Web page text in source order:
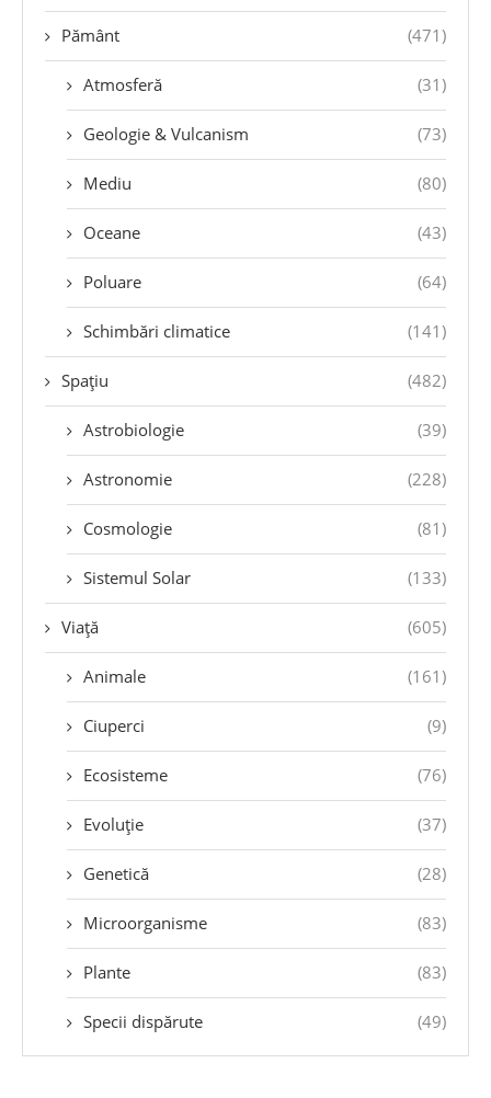
Pământ (471)
Atmosferă (31)
Geologie & Vulcanism (73)
Mediu (80)
Oceane (43)
Poluare (64)
Schimbări climatice (141)
Spațiu (482)
Astrobiologie (39)
Astronomie (228)
Cosmologie (81)
Sistemul Solar (133)
Viață (605)
Animale (161)
Ciuperci (9)
Ecosisteme (76)
Evoluție (37)
Genetică (28)
Microorganisme (83)
Plante (83)
Specii dispărute (49)